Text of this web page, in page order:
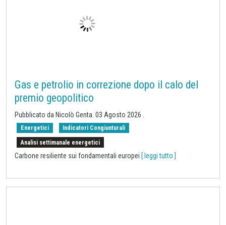
Gas e petrolio in correzione dopo il calo del
premio geopolitico
Pubblicato daNicolò Genta.03 Agosto 2026
Carbone resiliente sui fondamentali europei[ leggi tutto ]